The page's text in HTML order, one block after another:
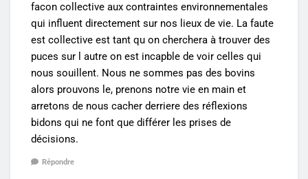
facon collective aux contraintes environnementales
qui influent directement sur nos lieux de vie. La faute
est collective est tant qu on cherchera à trouver des
puces sur l autre on est incapble de voir celles qui
nous souillent. Nous ne sommes pas des bovins
alors prouvons le, prenons notre vie en main et
arretons de nous cacher derriere des réflexions
bidons qui ne font que différer les prises de
décisions.
Répondre